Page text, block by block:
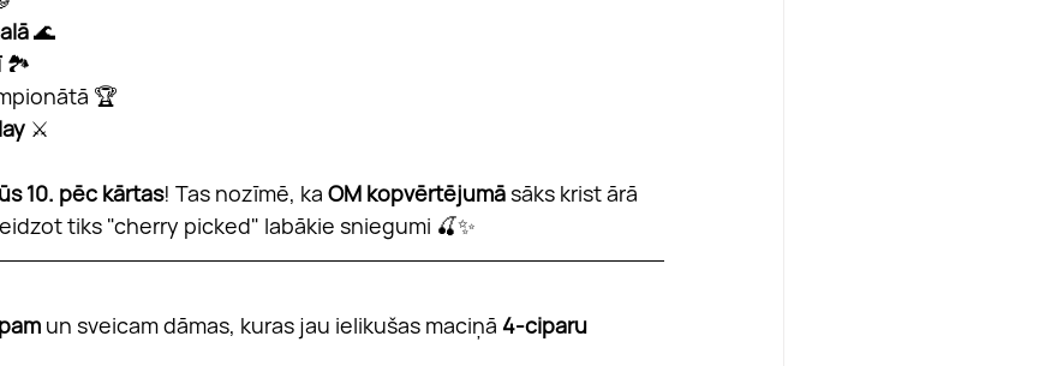
🌊
🏞️
🏆
⚔️
10. pēc kārtas! Tas nozīmē, ka OM kopvērtējumā sāks krist ārā
tiks "cherry picked" labākie sniegumi 🍒✨
un sveicam dāmas, kuras jau ielikušas maciņā 4-ciparu